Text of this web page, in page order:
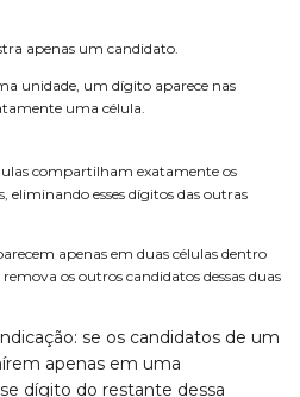
apenas um candidato.
unidade, um dígito aparece nas
uma célula.
compartilham exatamente os
eliminando esses dígitos das outras
apenas em duas células dentro
os outros candidatos dessas duas
se os candidatos de um
apenas em uma
dígito do restante dessa